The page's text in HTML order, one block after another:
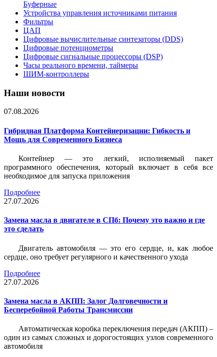
Буферные
Устройства управления источниками питания
Фильтры
ЦАП
Цифровые вычислительные синтезаторы (DDS)
Цифровые потенциометры
Цифровые сигнальные процессоры (DSP)
Часы реального времени, таймеры
ШИМ-контроллеры
Наши новости
07.08.2026
Гибридная Платформа Контейнеризации: Гибкость и
Мощь для Современного Бизнеса
Контейнер — это легкий, исполняемый пакет
программного обеспечения, который включает в себя все
необходимое для запуска приложения
Подробнее
27.07.2026
Замена масла в двигателе в СПб: Почему это важно и где
это сделать
Двигатель автомобиля — это его сердце, и, как любое
сердце, оно требует регулярного и качественного ухода
Подробнее
27.07.2026
Замена масла в АКПП: Залог Долговечности и
Бесперебойной Работы Трансмиссии
Автоматическая коробка переключения передач (АКПП) –
один из самых сложных и дорогостоящих узлов современного
автомобиля